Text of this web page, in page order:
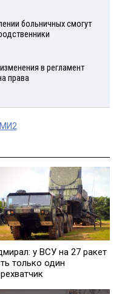
больничных смогут
в регламент
права
у ВСУ на 27 ракет
только один